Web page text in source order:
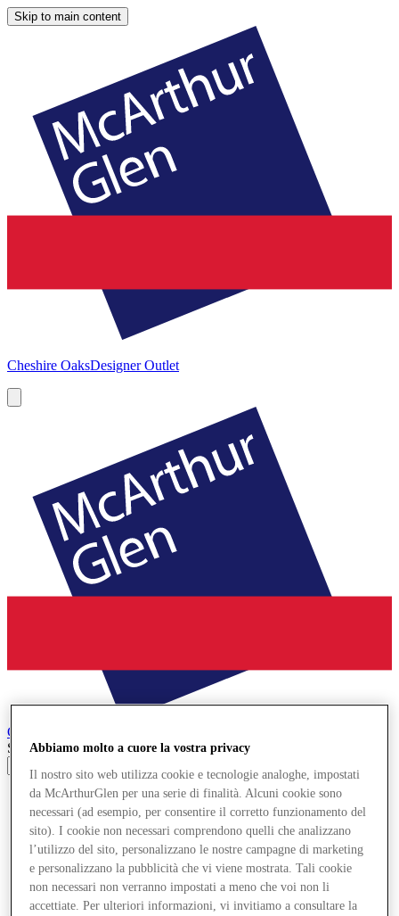
Skip to main content
Cheshire OaksDesigner Outlet
Cheshire Oaks
Search input
Negozi
Offerte
Pianifica la tua visita
Cosa c'è in programma
Mangia e Bevi
Gift Card
Servizi
Abbiamo molto a cuore la vostra privacy
Il nostro sito web utilizza cookie e tecnologie analoghe, impostati
da McArthurGlen per una serie di finalità. Alcuni cookie sono
necessari (ad esempio, per consentire il corretto funzionamento del
sito). I cookie non necessari comprendono quelli che analizzano
l’utilizzo del sito, personalizzano le nostre campagne di marketing
e personalizzano la pubblicità che vi viene mostrata. Tali cookie
non necessari non verranno impostati a meno che voi non li
accettiate. Per ulteriori informazioni, vi invitiamo a consultare la